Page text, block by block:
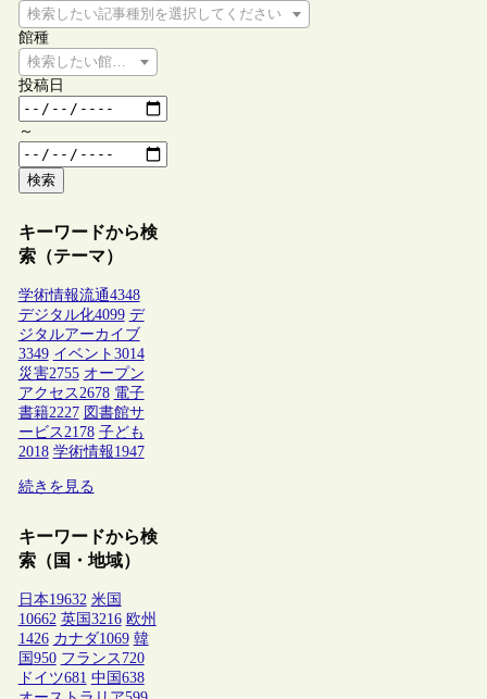
検索したい記事種別を選択してください
館種
検索したい館種を選択してください
投稿日
～
検索
キーワードから検
索（テーマ）
学術情報流通4348
デジタル化4099 デ
ジタルアーカイブ
3349 イベント 3014
災害2755 オープン
アクセス2678 電子
書籍2227 図書館サ
ービス2178 子ども
2018 学術情報1947
続きを見る
キーワードから検
索（国・地域）
日本19632 米国
10662 英国 3216 欧州
1426 カナダ1069 韓
国 950 フランス 720
ドイツ681 中国 638